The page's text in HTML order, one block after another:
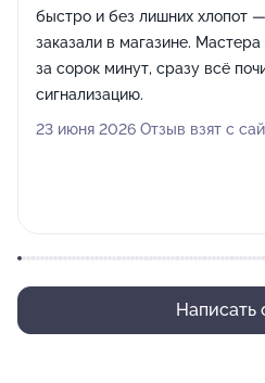
быстро и без лишних хлопот
заказали в магазине.
за сорок минут, сразу всё
сигнализацию.
23 июня 2026 Отзыв взят с
Написать